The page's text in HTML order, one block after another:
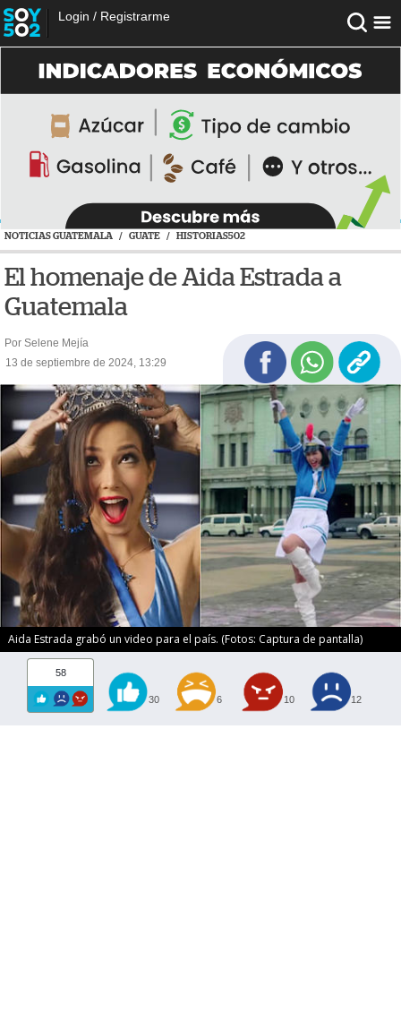
Login / Registrarme
NOTICIAS GUATEMALA / GUATE / HISTORIAS502
El homenaje de Aida Estrada a
Guatemala
Por Selene Mejía
13 de septiembre de 2024, 13:29
Aida Estrada grabó un video para el país. (Fotos: Captura de pantalla)
58
30 6 10 12